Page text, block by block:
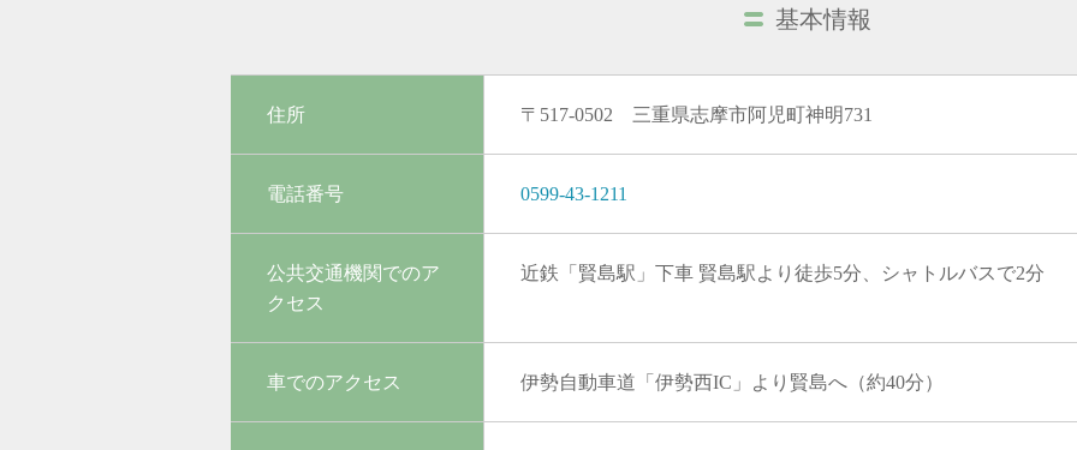
基本情報
住所 〒517-0502 三重県志摩市阿児町神明731
電話番号 0599-43-1211
公共交通機関でのア
クセス
近鉄「賢島駅」下車 賢島駅より徒歩5分、シャトルバスで2分
車でのアクセス 伊勢自動車道「伊勢西IC」より賢島へ（約40分）